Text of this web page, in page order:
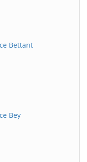
Bettant
Bey